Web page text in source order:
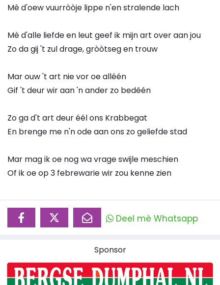
Mè d'oew vuurròòje lippe n'en stralende lach
Mè d'alle liefde en leut geef ik mijn art over aan jou
Zo da gij 't zul drage, gròòtseg en trouw
Mar ouw 't art nie vor oe alléén
Gif 't deur wir aan 'n ander zo bedéén
Zo ga d't art deur éél ons Krabbegat
En brenge me n'n ode aan ons zo geliefde stad
Mar mag ik oe nog wa vrage swijle meschien
Of ik oe op 3 febrewarie wir zou kenne zien
Deel mè Whatsapp
Sponsor